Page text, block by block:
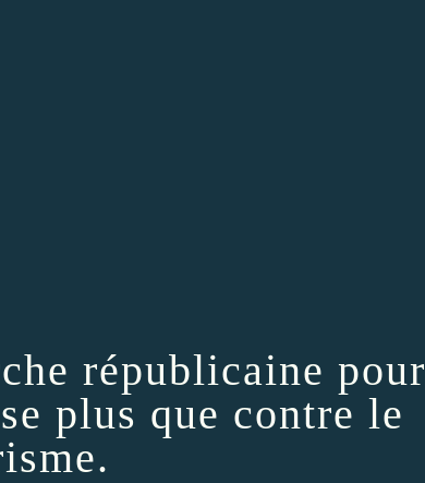
républicaine pour
plus que contre le